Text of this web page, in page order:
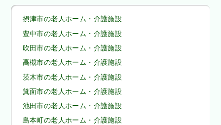
摂津市の老人ホーム・介護施設
豊中市の老人ホーム・介護施設
吹田市の老人ホーム・介護施設
高槻市の老人ホーム・介護施設
茨木市の老人ホーム・介護施設
箕面市の老人ホーム・介護施設
池田市の老人ホーム・介護施設
島本町の老人ホーム・介護施設